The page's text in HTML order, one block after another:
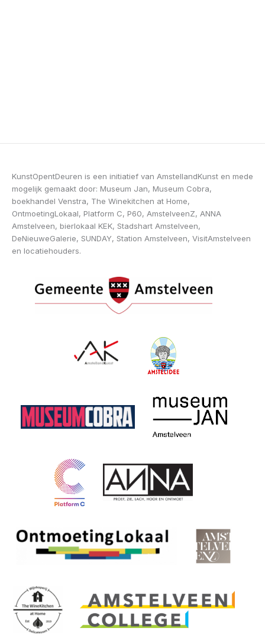
KunstOpentDeuren is een initiatief van AmstellandKunst en mede
mogelijk gemaakt door: Museum Jan, Museum Cobra,
boekhandel Venstra, The Winekitchen at Home,
OntmoetingLokaal, Platform C, P60, AmstelveenZ, ANNA
Amstelveen, bierlokaal KEK, Stadshart Amstelveen,
DeNieuweGalerie, SUNDAY, Station Amstelveen, VisitAmstelveen
en locatiehouders.